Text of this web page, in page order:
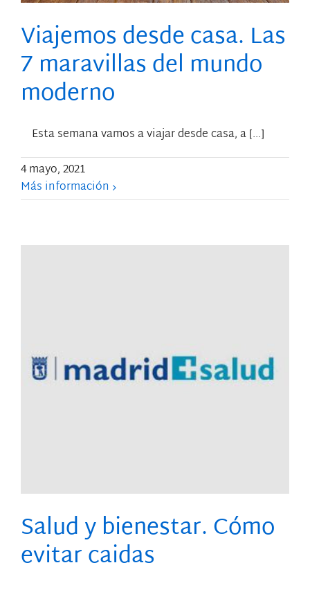
Viajemos desde casa. Las
7 maravillas del mundo
moderno
Esta semana vamos a viajar desde casa, a [...]
4 mayo, 2021
Más información
Salud y bienestar. Cómo
evitar caidas